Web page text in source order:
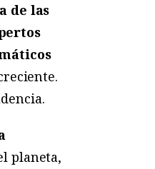
de las
planeta,